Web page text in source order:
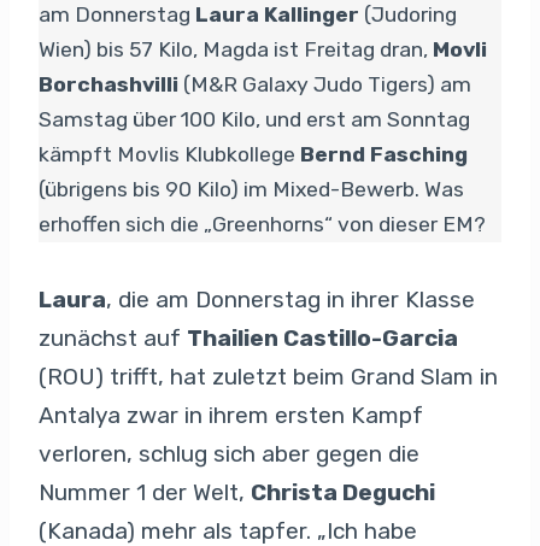
am Donnerstag Laura Kallinger (Judoring
Wien) bis 57 Kilo, Magda ist Freitag dran, Movli
Borchashvilli (M&R Galaxy Judo Tigers) am
Samstag über 100 Kilo, und erst am Sonntag
kämpft Movlis Klubkollege Bernd Fasching
(übrigens bis 90 Kilo) im Mixed-Bewerb. Was
erhoffen sich die „Greenhorns“ von dieser EM?
Laura, die am Donnerstag in ihrer Klasse
zunächst auf Thailien Castillo-Garcia
(ROU) trifft, hat zuletzt beim Grand Slam in
Antalya zwar in ihrem ersten Kampf
verloren, schlug sich aber gegen die
Nummer 1 der Welt, Christa Deguchi
(Kanada) mehr als tapfer. „Ich habe